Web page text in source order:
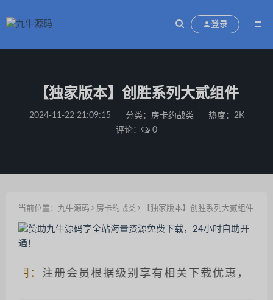
登录
【独家版本】创胜系列大贰组件
2024-11-22 21:09:15 分类： 房卡约战类
热度：2K
评论：
0
当前位置： 九牛源码 房卡约战类 【独家版本】创胜系列大贰组件
注册会员根据级别享有相关下载优惠，请仔